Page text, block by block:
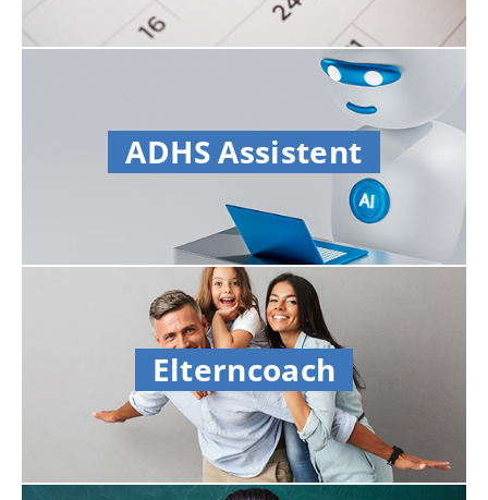
ADHS Assistent
Elterncoach